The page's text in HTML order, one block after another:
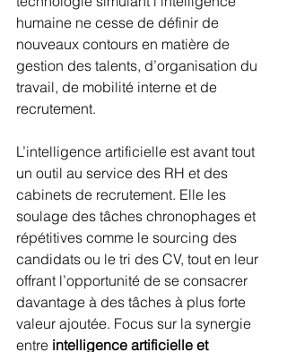
humaine ne cesse de définir de
nouveaux contours en matière de
gestion des talents, d’organisation du
travail, de mobilité interne et de
recrutement.
L’intelligence artificielle est avant tout
un outil au service des RH et des
cabinets de recrutement. Elle les
soulage des tâches chronophages et
répétitives comme le sourcing des
candidats ou le tri des CV, tout en leur
offrant l’opportunité de se consacrer
davantage à des tâches à plus forte
valeur ajoutée. Focus sur la synergie
entre intelligence artificielle et